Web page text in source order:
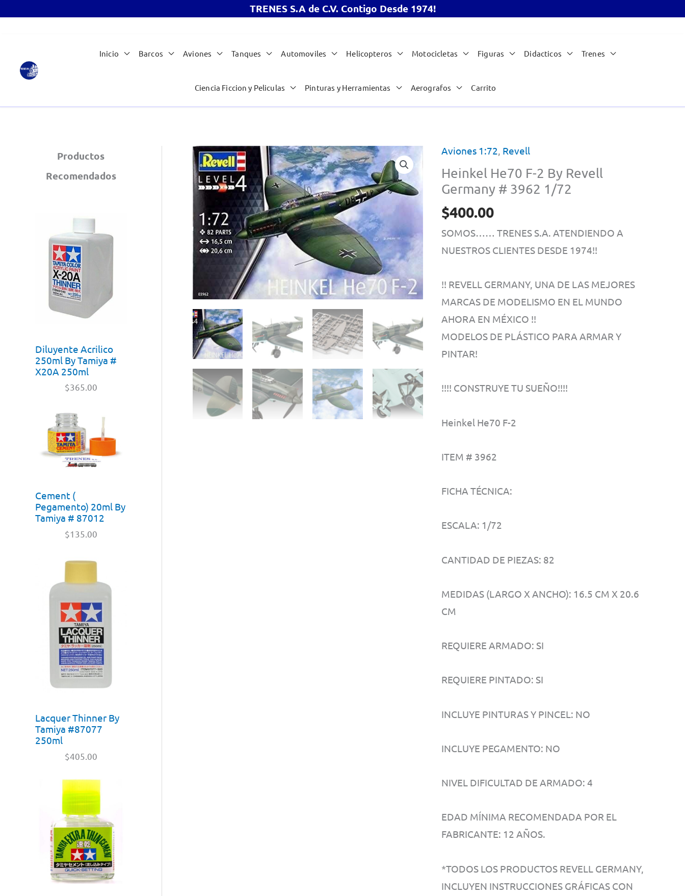
TRENES S.A de C.V. Contigo Desde 1974!
contenido
Inicio Barcos Aviones Tanques Automoviles Helicopteros Motocicletas Figuras Didacticos Trenes
Ciencia Ficcion y Peliculas Pinturas y Herramientas Aerografos Carrito
Productos
Recomendados
Diluyente Acrilico
250ml By Tamiya #
X20A 250ml
$365.00
Cement (
Pegamento) 20ml By
Tamiya # 87012
$135.00
Lacquer Thinner By
Tamiya #87077
250ml
$405.00
Aviones 1:72, Revell
Heinkel He70 F-2 By Revell
Germany # 3962 1/72
$400.00
SOMOS…… TRENES S.A. ATENDIENDO A
NUESTROS CLIENTES DESDE 1974!!
!! REVELL GERMANY, UNA DE LAS MEJORES
MARCAS DE MODELISMO EN EL MUNDO
AHORA EN MÉXICO !!
MODELOS DE PLÁSTICO PARA ARMAR Y
PINTAR!
!!!! CONSTRUYE TU SUEÑO!!!!
Heinkel He70 F-2
ITEM # 3962
FICHA TÉCNICA:
ESCALA: 1/72
CANTIDAD DE PIEZAS: 82
MEDIDAS (LARGO X ANCHO): 16.5 CM X 20.6
CM
REQUIERE ARMADO: SI
REQUIERE PINTADO: SI
INCLUYE PINTURAS Y PINCEL: NO
INCLUYE PEGAMENTO: NO
NIVEL DIFICULTAD DE ARMADO: 4
EDAD MÍNIMA RECOMENDADA POR EL
FABRICANTE: 12 AÑOS.
*TODOS LOS PRODUCTOS REVELL GERMANY,
INCLUYEN INSTRUCCIONES GRÁFICAS CON